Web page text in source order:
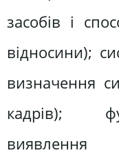
засобів і
відносини);
визначення
кадрів);
виявлення